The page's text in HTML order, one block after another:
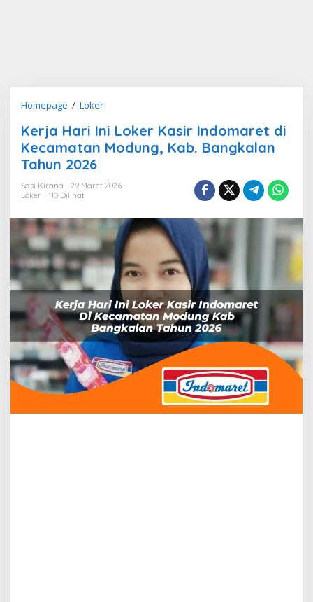
Homepage / LokerKerja
Ini
Loker
di
Modung,
Kab.
Bangkalan
Tahun
2026
Kerja Hari Ini Loker Kasir Indomaret di
Kecamatan Modung, Kab. Bangkalan
Tahun 2026
Sasi Kirana
29 Maret 2026
Loker
110 Dilihat